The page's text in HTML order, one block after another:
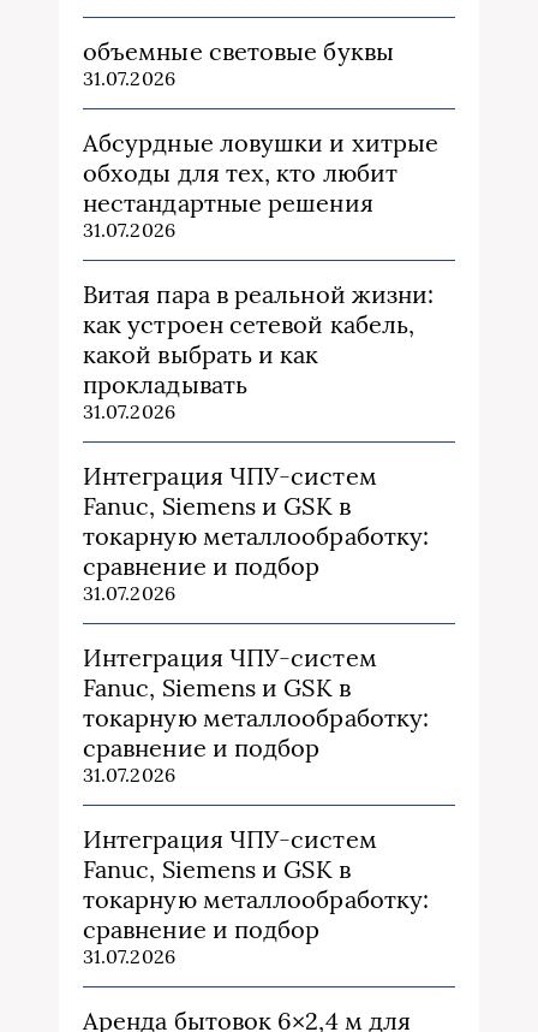
объемные световые буквы
31.07.2026
Абсурдные ловушки и хитрые
обходы для тех, кто любит
нестандартные решения
31.07.2026
Витая пара в реальной жизни:
как устроен сетевой кабель,
какой выбрать и как
прокладывать
31.07.2026
Интеграция ЧПУ-систем
Fanuc, Siemens и GSK в
токарную металлообработку:
сравнение и подбор
31.07.2026
Интеграция ЧПУ-систем
Fanuc, Siemens и GSK в
токарную металлообработку:
сравнение и подбор
31.07.2026
Интеграция ЧПУ-систем
Fanuc, Siemens и GSK в
токарную металлообработку:
сравнение и подбор
31.07.2026
Аренда бытовок 6×2,4 м для